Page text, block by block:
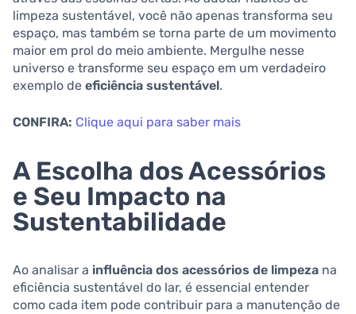
limpeza sustentável, você não apenas transforma seu
espaço, mas também se torna parte de um movimento
maior em prol do meio ambiente. Mergulhe nesse
universo e transforme seu espaço em um verdadeiro
exemplo de eficiência sustentável.
CONFIRA: Clique aqui para saber mais
A Escolha dos Acessórios
e Seu Impacto na
Sustentabilidade
Ao analisar a influência dos acessórios de limpeza na
eficiência sustentável do lar, é essencial entender
como cada item pode contribuir para a manutenção de